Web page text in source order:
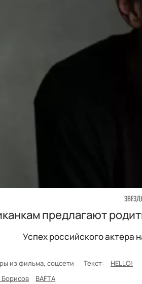
предлагают
Успех российского актера
из фильма, соцсети Текст: HELLO!
BAFTA